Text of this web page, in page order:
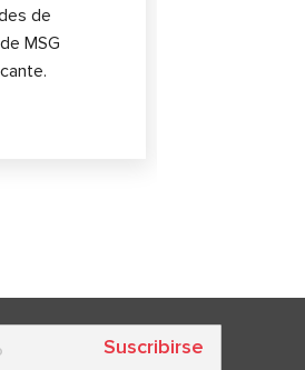
de
MSG
Suscribirse